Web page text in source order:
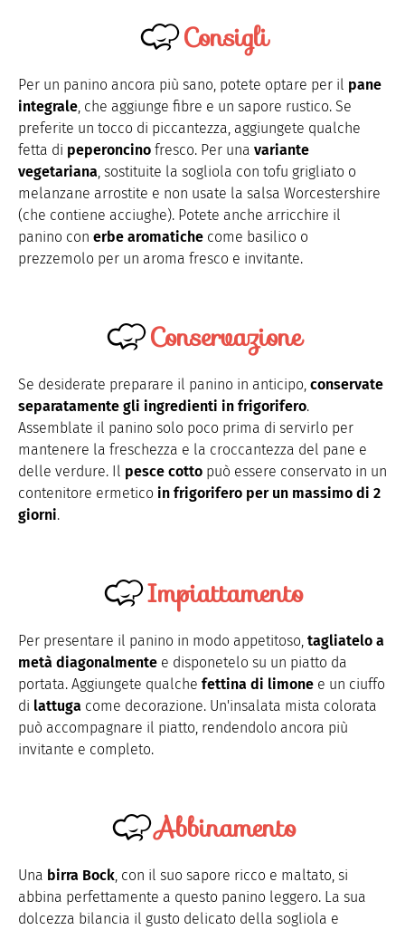
Consigli
Per un panino ancora più sano, potete optare per il pane
integrale, che aggiunge fibre e un sapore rustico. Se
preferite un tocco di piccantezza, aggiungete qualche
fetta di peperoncino fresco. Per una variante
vegetariana, sostituite la sogliola con tofu grigliato o
melanzane arrostite e non usate la salsa Worcestershire
(che contiene acciughe). Potete anche arricchire il
panino con erbe aromatiche come basilico o
prezzemolo per un aroma fresco e invitante.
Conservazione
Se desiderate preparare il panino in anticipo, conservate
separatamente gli ingredienti in frigorifero.
Assemblate il panino solo poco prima di servirlo per
mantenere la freschezza e la croccantezza del pane e
delle verdure. Il pesce cotto può essere conservato in un
contenitore ermetico in frigorifero per un massimo di 2
giorni.
Impiattamento
Per presentare il panino in modo appetitoso, tagliatelo a
metà diagonalmente e disponetelo su un piatto da
portata. Aggiungete qualche fettina di limone e un ciuffo
di lattuga come decorazione. Un'insalata mista colorata
può accompagnare il piatto, rendendolo ancora più
invitante e completo.
Abbinamento
Una birra Bock, con il suo sapore ricco e maltato, si
abbina perfettamente a questo panino leggero. La sua
dolcezza bilancia il gusto delicato della sogliola e